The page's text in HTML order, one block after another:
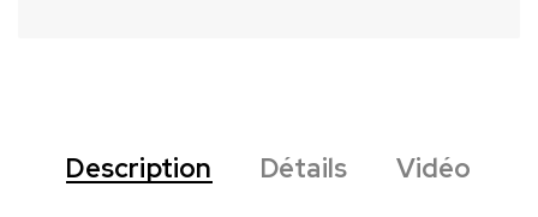
Description Détails Vidéo